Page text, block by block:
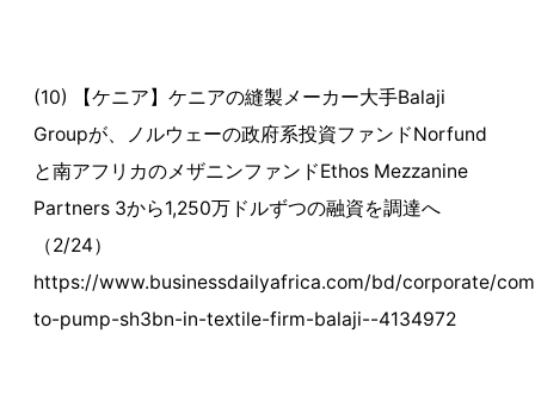
(10) 【ケニア】ケニアの縫製メーカー大手Balaji
Groupが、ノルウェーの政府系投資ファンドNorfund
と南アフリカのメザニンファンドEthos Mezzanine
Partners 3から1,250万ドルずつの融資を調達へ
（2/24）
https://www.businessdailyafrica.com/bd/corporate/
to-pump-sh3bn-in-textile-firm-balaji--4134972